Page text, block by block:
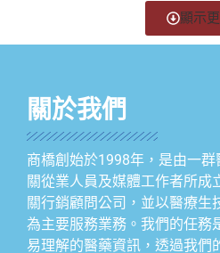
顯示
關於我們
商橋創始於1998年，是由一
關從業人員及媒體工作者所成
關行銷顧問公司，並以醫療生
為主要服務業務。我們的任務
易理解的醫藥資訊，透過我們